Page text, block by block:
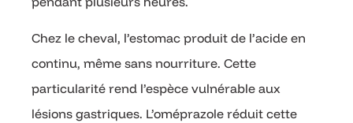
Chez le cheval, l’estomac produit de l’acide en
continu, même sans nourriture. Cette
particularité rend l’espèce vulnérable aux
lésions gastriques. L’oméprazole réduit cette